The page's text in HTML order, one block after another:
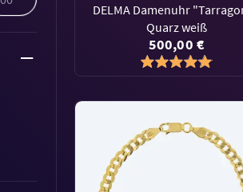
DELMA Damenuhr
Quarz weiß
500,00 €